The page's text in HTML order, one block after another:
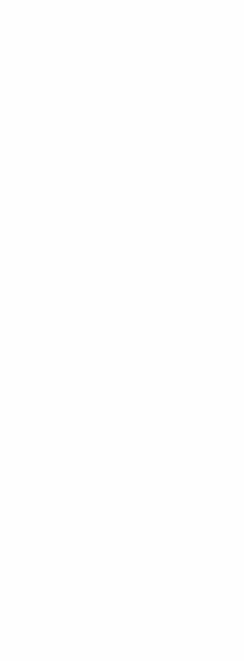
!
Bretagne - Côte de
pour vous aider à
à Lannion,
de Lannion-
plans et nos
inscrivez-vous à